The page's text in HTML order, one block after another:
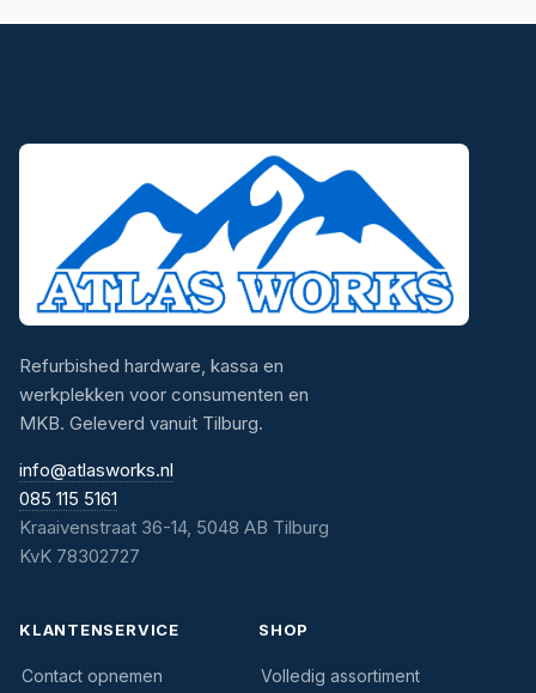
Refurbished hardware, kassa en
werkplekken voor consumenten en
MKB. Geleverd vanuit Tilburg.
info@atlasworks.nl
085 115 5161
Kraaivenstraat 36-14, 5048 AB Tilburg
KvK 78302727
KLANTENSERVICE
Contact opnemen
SHOP
Volledig assortiment